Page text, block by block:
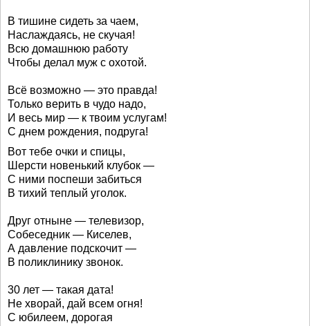
В тишине сидеть за чаем,
Наслаждаясь, не скучая!
Всю домашнюю работу
Чтобы делал муж с охотой.
Всё возможно — это правда!
Только верить в чудо надо,
И весь мир — к твоим услугам!
С днем рождения, подруга!
Вот тебе очки и спицы,
Шерсти новенький клубок —
С ними поспеши забиться
В тихий теплый уголок.
Друг отныне — телевизор,
Собеседник — Киселев,
А давление подскочит —
В поликлинику звонок.
30 лет — такая дата!
Не хворай, дай всем огня!
С юбилеем, дорогая